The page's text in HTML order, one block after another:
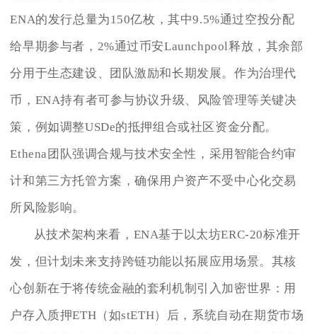
ENA的发行总量为150亿枚，其中9.5%通过空投分配
给早期参与者，2%通过币安Launchpool释放，其余部
分用于生态建设、团队激励和长期发展。作为治理代
币，ENA持有者可参与协议升级、风险管理等关键决
策，例如调整USDe的抵押组合或社区资金分配。
Ethena团队强调合规与技术安全性，采用智能合约审
计和第三方托管方案，确保用户资产不受中心化交易
所风险影响。
从技术架构来看，ENA基于以太坊ERC-20标准开
发，但计划未来支持跨链功能以拓展应用场景。其核
心创新在于将传统金融的套利机制引入加密世界：用
户存入质押ETH（如stETH）后，系统自动在期货市场